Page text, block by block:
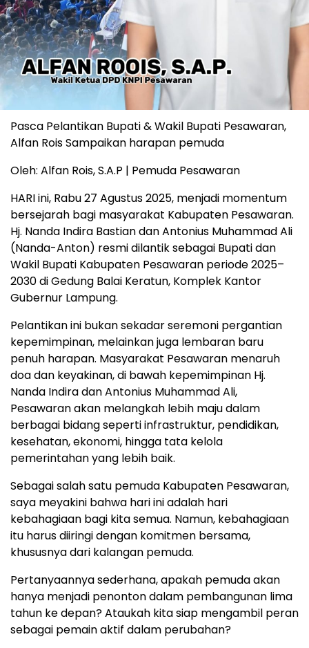
Pasca Pelantikan Bupati & Wakil Bupati Pesawaran,
Alfan Rois Sampaikan harapan pemuda
Oleh: Alfan Rois, S.A.P | Pemuda Pesawaran
HARI ini, Rabu 27 Agustus 2025, menjadi momentum
bersejarah bagi masyarakat Kabupaten Pesawaran.
Hj. Nanda Indira Bastian dan Antonius Muhammad Ali
(Nanda-Anton) resmi dilantik sebagai Bupati dan
Wakil Bupati Kabupaten Pesawaran periode 2025–
2030 di Gedung Balai Keratun, Komplek Kantor
Gubernur Lampung.
Pelantikan ini bukan sekadar seremoni pergantian
kepemimpinan, melainkan juga lembaran baru
penuh harapan. Masyarakat Pesawaran menaruh
doa dan keyakinan, di bawah kepemimpinan Hj.
Nanda Indira dan Antonius Muhammad Ali,
Pesawaran akan melangkah lebih maju dalam
berbagai bidang seperti infrastruktur, pendidikan,
kesehatan, ekonomi, hingga tata kelola
pemerintahan yang lebih baik.
Sebagai salah satu pemuda Kabupaten Pesawaran,
saya meyakini bahwa hari ini adalah hari
kebahagiaan bagi kita semua. Namun, kebahagiaan
itu harus diiringi dengan komitmen bersama,
khususnya dari kalangan pemuda.
Pertanyaannya sederhana, apakah pemuda akan
hanya menjadi penonton dalam pembangunan lima
tahun ke depan? Ataukah kita siap mengambil peran
sebagai pemain aktif dalam perubahan?